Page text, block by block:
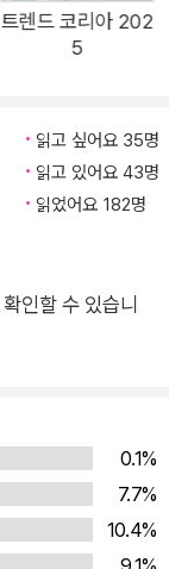
이 인간만의 역량
을 알아야 하고,
내는 콘텐츠에 파
AI가 던진 거대한
모 프롬
트렌드 코리아 202
5
읽고 싶어요 35명
읽고 있어요 43명
읽었어요 182명
인할 수 있습니
0.1%
7.7%
10.4%